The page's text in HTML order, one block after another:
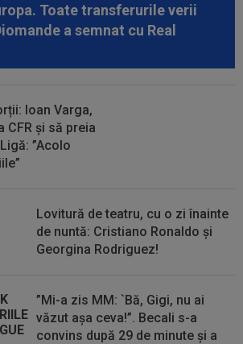
de o sută de mingi ca să o
fie!" A produs...
lui Marco Dulca a fost
Inter, cucerit de Cristi Chivu, chiar
Toate transferurile verii
a semnat cu Real
Ioan Varga,
CFR și să preia
”Acolo
Lovitură de teatru, cu o zi înainte
de nuntă: Cristiano Ronaldo și
Georgina Rodriguez!
”Mi-a zis MM: `Bă, Gigi, nu ai
văzut așa ceva!”. Becali s-a
convins după 29 de minute și a